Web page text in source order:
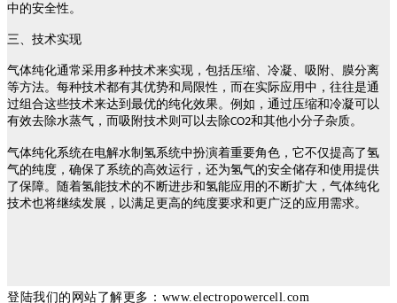
中的安全性。
三、 技术实现
气体纯化通常采用多种技术来实现，包括压缩、冷凝、吸附、膜分离
等方法。每种技术都有其优势和局限性，而在实际应用中，往往是通
过组合这些技术来达到最优的纯化效果。例如，通过压缩和冷凝可以
有效去除水蒸气，而吸附技术则可以去除CO2和其他小分子杂质。
气体纯化系统在电解水制氢系统中扮演着重要角色，它不仅提高了氢
气的纯度，确保了系统的高效运行，还为氢气的安全储存和使用提供
了保障。随着氢能技术的不断进步和氢能应用的不断扩大，气体纯化
技术也将继续发展，以满足更高的纯度要求和更广泛的应用需求。
登陆我们的网站了解更多：www.electropowercell.com